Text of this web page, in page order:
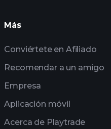
Más
Conviértete en Afiliado
Recomendar a un amigo
Empresa
Aplicación móvil
Acerca de Playtrade